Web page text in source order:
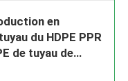
en
du HDPE PPR
de tuyau de